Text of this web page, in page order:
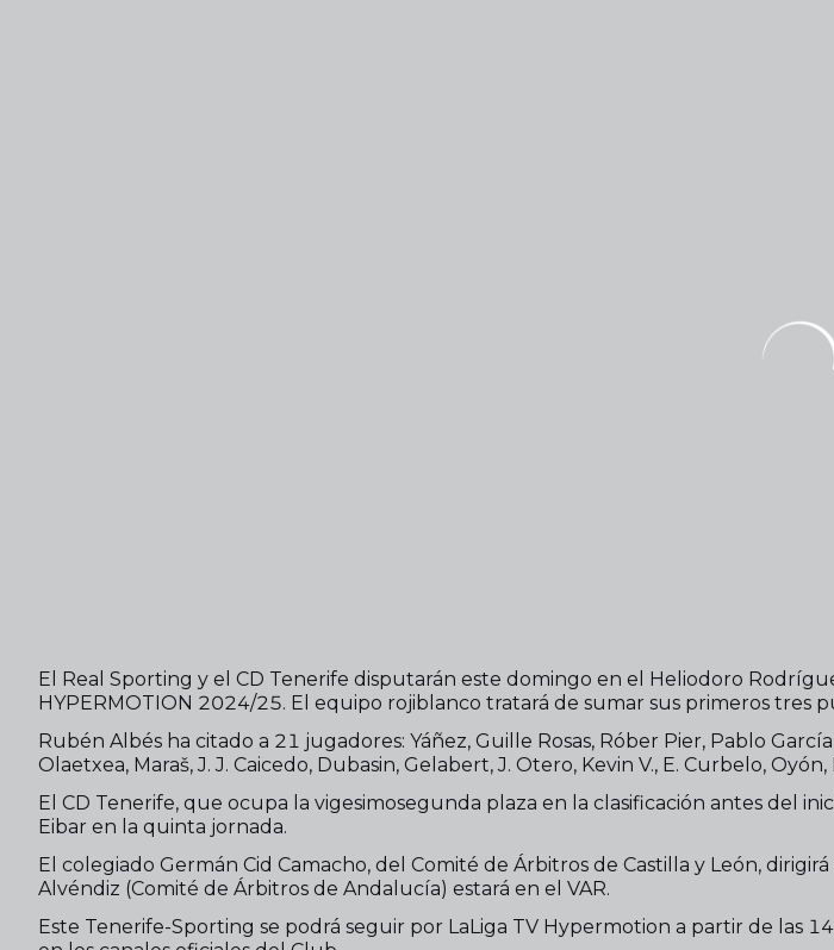
El Real Sporting y el CD Tenerife disputarán este domingo en el Heliodoro
HYPERMOTION 2024/25. El equipo rojiblanco tratará de sumar sus primeros tres
Rubén Albés ha citado a 21 jugadores: Yáñez, Guille Rosas, Róber Pier, Pablo
Olaetxea, Maraš, J. J. Caicedo, Dubasin, Gelabert, J. Otero, Kevin V., E. Curbelo,
El CD Tenerife, que ocupa la vigesimosegunda plaza en la clasificación antes del
Eibar en la quinta jornada.
El colegiado Germán Cid Camacho, del Comité de Árbitros de Castilla y León,
Alvéndiz (Comité de Árbitros de Andalucía) estará en el VAR.
Este Tenerife-Sporting se podrá seguir por LaLiga TV Hypermotion a partir de las